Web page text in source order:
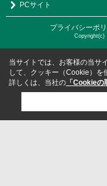
PCサイト
プライバシーポ
Copyright(c)
当サイトでは、お客様の当サ
して、クッキー（Cookie）を
詳しくは、当社の 「Cookieの